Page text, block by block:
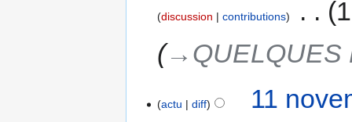
discussion contributions
→‎QUELQUES
actu diff 11